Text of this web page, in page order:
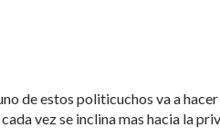
de estos politicuchos va a
vez se inclina mas hacia la